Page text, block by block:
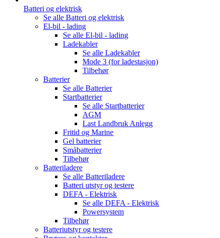
Batteri og elektrisk
Se alle Batteri og elektrisk
El-bil - lading
Se alle El-bil - lading
Ladekabler
Se alle Ladekabler
Mode 3 (for ladestasjon)
Tilbehør
Batterier
Se alle Batterier
Startbatterier
Se alle Startbatterier
AGM
Last Landbruk Anlegg
Fritid og Marine
Gel batterier
Småbatterier
Tilbehør
Batteriladere
Se alle Batteriladere
Batteri utstyr og testere
DEFA - Elektrisk
Se alle DEFA - Elektrisk
Powersystem
Tilbehør
Batteriutstyr og testere